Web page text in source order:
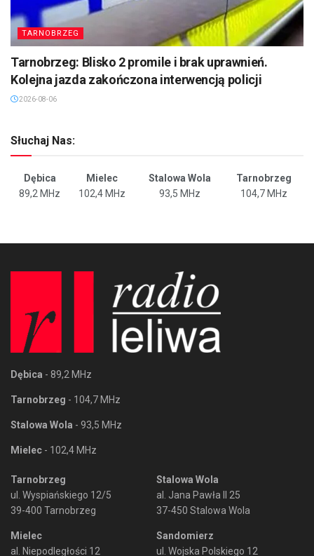
TARNOBRZEG
Tarnobrzeg: Blisko 2 promile i brak uprawnień.
Kolejna jazda zakończona interwencją policji
2026-08-06
Słuchaj Nas:
Dębica Mielec Stalowa Wola
Tarnobrzeg
89,2 MHz
102,4 MHz 93,5 MHz 104,7 MHz
Dębica - 89,2 MHz
Tarnobrzeg - 104,7 MHz
Stalowa Wola - 93,5 MHz
Mielec - 102,4 MHz
Tarnobrzeg
ul. Wyspiańskiego 12/5
39-400 Tarnobrzeg
Mielec
al. Niepodległości 12
Stalowa Wola
al. Jana Pawła II 25
37-450 Stalowa Wola
Sandomierz
ul. Wojska Polskiego 12